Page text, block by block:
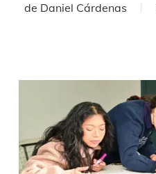
de Daniel Cárdenas